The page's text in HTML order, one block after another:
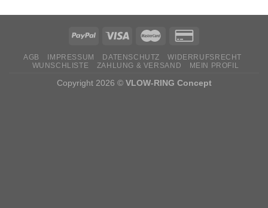
AGB IMPRESSUM DATENSCHUTZ
WIDERRUFSRECHT
WUNSCHLISTE
ZAHLUNG & VERSAND MEIN PROFIL
Copyright 2026 © VLOW-RING Concept